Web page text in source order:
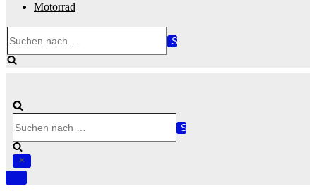
Motorrad
nach …
nach …
Navigation